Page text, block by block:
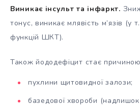
Виникає інсульт та інфаркт.
тонус, виникає млявість м’язів (у
функцій ШКТ).
Також йододефіцит стає
пухлини щитовидної залози;
базедової хвороби